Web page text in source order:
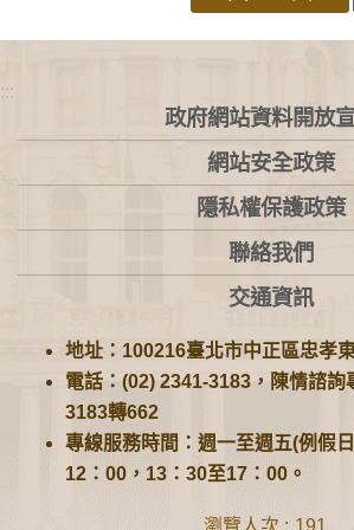
:::
政府網站資料開放
網站安全政策
隱私權保護政策
聯絡我們
交通資訊
地址：100216臺北市中正區忠孝
電話：(02) 2341-3183，陳情諮詢
3183轉662
專線服務時間：週一至週五(例假
12：00，13：30至17：00。